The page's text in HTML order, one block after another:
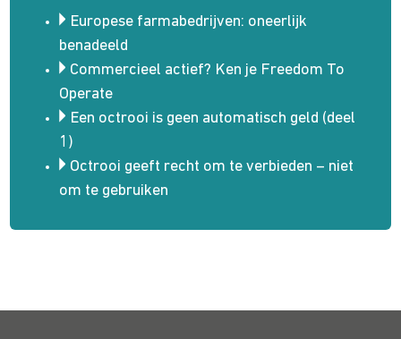
Europese farmabedrijven: oneerlijk
benadeeld
Commerci­­eel actief? Ken je Freedom To
Operate
Een octrooi is geen automa­­tisch geld (deel
1)
Octrooi geeft recht om te verbieden – niet
om te gebruiken